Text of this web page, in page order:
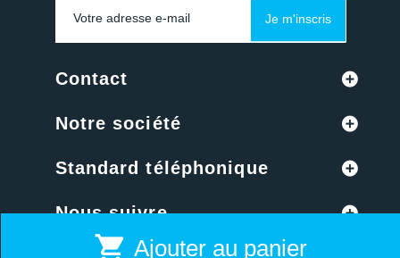
shopping_cart Ajouter au panier
Je m'inscris
Contact
Notre société
Standard téléphonique
Nous suivre